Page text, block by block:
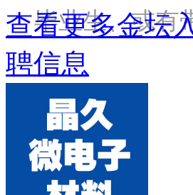
毕业生、或
查看更多金坛
聘信息